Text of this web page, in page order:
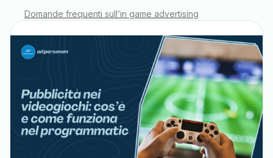
Domande frequenti sull’in game advertising